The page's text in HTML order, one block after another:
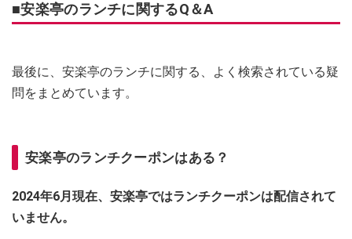
■安楽亭のランチに関するQ＆A
最後に、安楽亭のランチに関する、よく検索されている疑
問をまとめています。
安楽亭のランチクーポンはある？
2024年6月現在、安楽亭ではランチクーポンは配信されて
いません。